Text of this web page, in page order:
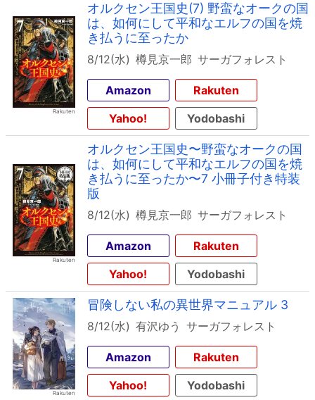
オルクセン王国史(7) 野蛮なオークの国
は、如何にして平和なエルフの国を焼
き払うに至ったか
8/12(水) 樽見京一郎 サーガフォレスト
Amazon
Rakuten
Yahoo!
Yodobashi
オルクセン王国史〜野蛮なオークの国
は、如何にして平和なエルフの国を焼
き払うに至ったか〜7 小冊子付き特装
版
8/12(水) 樽見京一郎 サーガフォレスト
Amazon
Rakuten
Yahoo!
Yodobashi
冒険しない私の異世界マニュアル 3
8/12(水) 有沢ゆう サーガフォレスト
Amazon
Rakuten
Yahoo!
Yodobashi